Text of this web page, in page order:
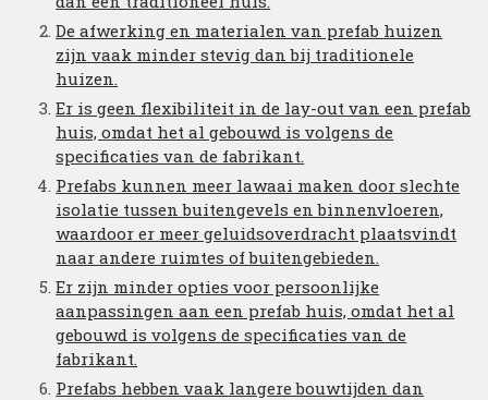
De afwerking en materialen van prefab huizen
zijn vaak minder stevig dan bij traditionele
huizen.
Er is geen flexibiliteit in de lay-out van een prefab
huis, omdat het al gebouwd is volgens de
specificaties van de fabrikant.
Prefabs kunnen meer lawaai maken door slechte
isolatie tussen buitengevels en binnenvloeren,
waardoor er meer geluidsoverdracht plaatsvindt
naar andere ruimtes of buitengebieden.
Er zijn minder opties voor persoonlijke
aanpassingen aan een prefab huis, omdat het al
gebouwd is volgens de specificaties van de
fabrikant.
Prefabs hebben vaak langere bouwtijden dan